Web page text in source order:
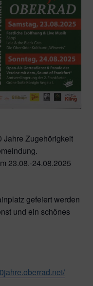
Jahre Zugehörigkeit
23.08.-24.08.2025
gefeiert werden
und ein schönes